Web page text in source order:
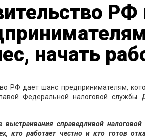
начать
РФ дает шанс предпринимателям,
Федеральной налоговой службы
выстраивания справедливой
кто работает честно и кто готов